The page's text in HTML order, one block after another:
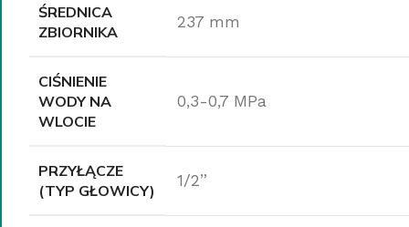
ŚREDNICA
ZBIORNIKA
237 mm
CIŚNIENIE
WODY NA
WLOCIE
0,3-0,7 MPa
PRZYŁĄCZE
(TYP GŁOWICY)
1/2”